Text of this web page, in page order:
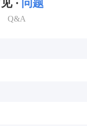
· 问题
Q&A